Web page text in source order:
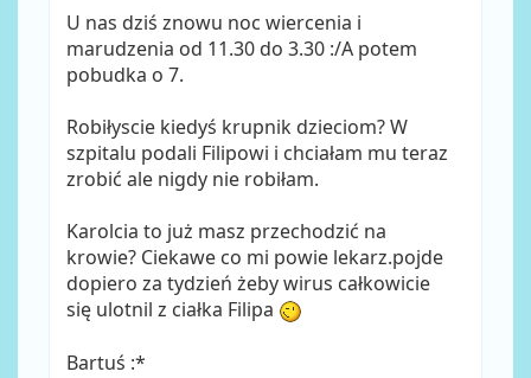
U nas dziś znowu noc wiercenia i
marudzenia od 11.30 do 3.30 :/A potem
pobudka o 7.
Robiłyscie kiedyś krupnik dzieciom? W
szpitalu podali Filipowi i chciałam mu teraz
zrobić ale nigdy nie robiłam.
Karolcia to już masz przechodzić na
krowie? Ciekawe co mi powie lekarz.pojde
dopiero za tydzień żeby wirus całkowicie
się ulotnil z ciałka Filipa
Bartuś :*